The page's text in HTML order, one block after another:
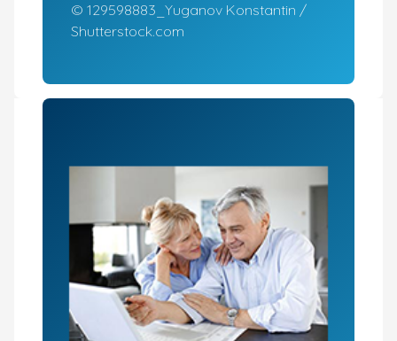
© 129598883_Yuganov Konstantin /
Shutterstock.com